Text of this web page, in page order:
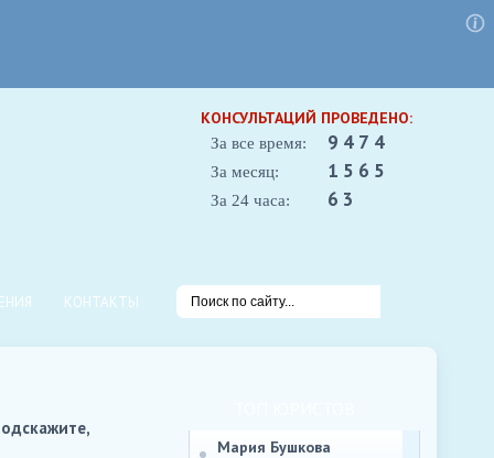
КОНСУЛЬТАЦИЙ ПРОВЕДЕНО:
За все время: 9474
За месяц: 1565
За 24 часа: 63
КОНТАКТЫ
Мария Бушкова